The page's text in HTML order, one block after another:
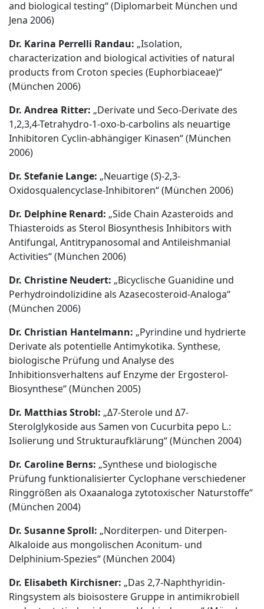
and biological testing“ (Diplomarbeit München und
Jena 2006)
Dr. Karina Perrelli Randau: „Isolation,
characterization and biological activities of natural
products from Croton species (Euphorbiaceae)“
(München 2006)
Dr. Andrea Ritter: „Derivate und Seco-Derivate des
1,2,3,4-Tetrahydro-1-oxo-b-carbolins als neuartige
Inhibitoren Cyclin-abhängiger Kinasen“ (München
2006)
Dr. Stefanie Lange: „Neuartige (S)-2,3-
Oxidosqualencyclase-Inhibitoren“ (München 2006)
Dr. Delphine Renard: „Side Chain Azasteroids and
Thiasteroids as Sterol Biosynthesis Inhibitors with
Antifungal, Antitrypanosomal and Antileishmanial
Activities“ (München 2006)
Dr. Christine Neudert: „Bicyclische Guanidine und
Perhydroindolizidine als Azasecosteroid-Analoga“
(München 2006)
Dr. Christian Hantelmann: „Pyrindine und hydrierte
Derivate als potentielle Antimykotika. Synthese,
biologische Prüfung und Analyse des
Inhibitionsverhaltens auf Enzyme der Ergosterol-
Biosynthese“ (München 2005)
Dr. Matthias Strobl: „Δ7-Sterole und Δ7-
Sterolglykoside aus Samen von Cucurbita pepo L.:
Isolierung und Strukturaufklärung“ (München 2004)
Dr. Caroline Berns: „Synthese und biologische
Prüfung funktionalisierter Cyclophane verschiedener
Ringgrößen als Oxaanaloga zytotoxischer Naturstoffe“
(München 2004)
Dr. Susanne Sproll: „Norditerpen- und Diterpen-
Alkaloide aus mongolischen Aconitum- und
Delphinium-Spezies“ (München 2004)
Dr. Elisabeth Kirchisner: „Das 2,7-Naphthyridin-
Ringsystem als bioisostere Gruppe in antimikrobiell